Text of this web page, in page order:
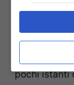
Thunberge
spezzone di
si parlava
bambine.
pochi istanti